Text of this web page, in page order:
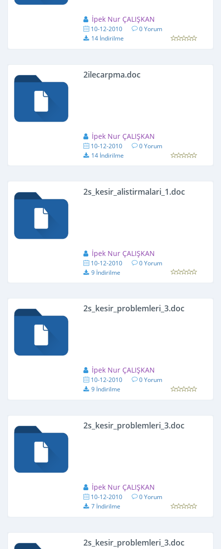
İpek Nur ÇALIŞKAN
10-12-2010
0 Yorum
14 İndirilme
2ilecarpma.doc
İpek Nur ÇALIŞKAN
10-12-2010
0 Yorum
14 İndirilme
2s_kesir_alistirmalari_1.doc
İpek Nur ÇALIŞKAN
10-12-2010
0 Yorum
9 İndirilme
2s_kesir_problemleri_3.doc
İpek Nur ÇALIŞKAN
10-12-2010
0 Yorum
9 İndirilme
2s_kesir_problemleri_3.doc
İpek Nur ÇALIŞKAN
10-12-2010
0 Yorum
7 İndirilme
2s_kesir_problemleri_3.doc